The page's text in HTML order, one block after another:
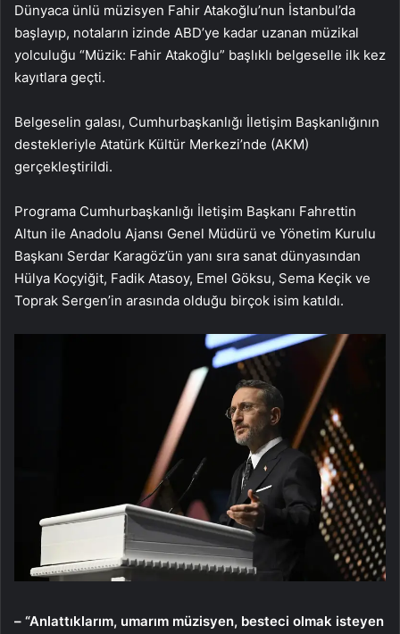
Dünyaca ünlü müzisyen Fahir Atakoğlu’nun İstanbul’da
başlayıp, notaların izinde ABD’ye kadar uzanan müzikal
yolculuğu “Müzik: Fahir Atakoğlu” başlıklı belgeselle ilk kez
kayıtlara geçti.
Belgeselin galası, Cumhurbaşkanlığı İletişim Başkanlığının
destekleriyle Atatürk Kültür Merkezi’nde (AKM)
gerçekleştirildi.
Programa Cumhurbaşkanlığı İletişim Başkanı Fahrettin
Altun ile Anadolu Ajansı Genel Müdürü ve Yönetim Kurulu
Başkanı Serdar Karagöz’ün yanı sıra sanat dünyasından
Hülya Koçyiğit, Fadik Atasoy, Emel Göksu, Sema Keçik ve
Toprak Sergen’in arasında olduğu birçok isim katıldı.
– “Anlattıklarım, umarım müzisyen, besteci olmak isteyen